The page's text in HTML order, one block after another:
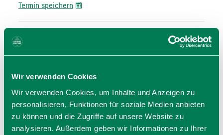
Wir verwenden Cookies
Wir verwenden Cookies, um Inhalte und Anzeigen zu
personalisieren, Funktionen für soziale Medien anbieten
zu können und die Zugriffe auf unsere Website zu
analysieren. Außerdem geben wir Informationen zu Ihrer
Termin speichern
Di, 01.09.26 um 14:00 Uhr